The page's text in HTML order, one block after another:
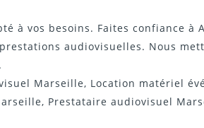
à vos besoins. Faites confiance à
audiovisuelles. Nous
Marseille, Location matériel
Prestataire audiovisuel